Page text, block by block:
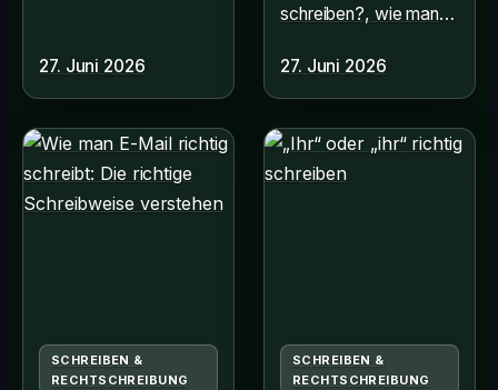
organisieren.
27. Juni 2026
schreiben?, wie man
welche Regeln gelten.
Jetzt informieren!
27. Juni 2026
SCHREIBEN &
RECHTSCHREIBUNG
SCHREIBEN &
RECHTSCHREIBUNG